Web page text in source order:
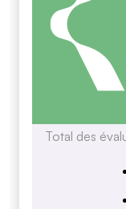
Total des